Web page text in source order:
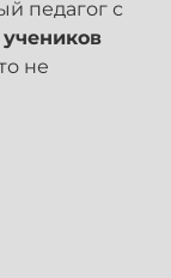
педагог с
не